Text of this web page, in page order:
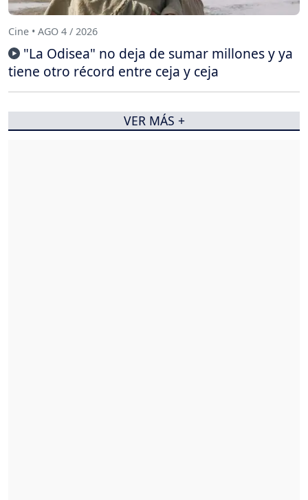
Cine • AGO 4 / 2026
"La Odisea" no deja de sumar millones y ya
tiene otro récord entre ceja y ceja
VER MÁS +